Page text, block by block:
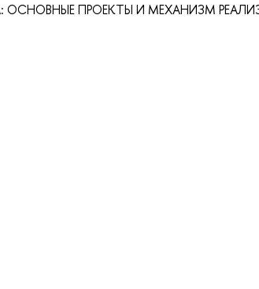
ОСНОВНЫЕ ПРОЕКТЫ И МЕХАНИЗМ